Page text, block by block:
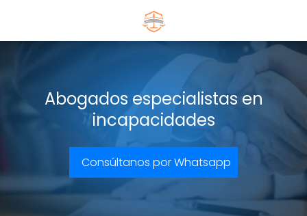
Abogados especialistas en
incapacidades
Consúltanos por Whatsapp